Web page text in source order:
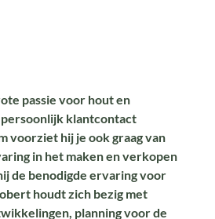
passie voor hout en
klantcontact
voorziet hij je ook graag van
in het maken en verkopen
de benodigde ervaring voor
houdt zich bezig met
planning voor de